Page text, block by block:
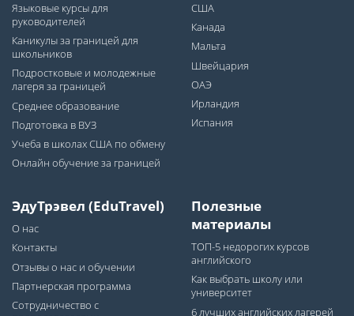
Языковые курсы для
руководителей
Каникулы за границей для
школьников
Подростковые и молодежные
лагеря за границей
Среднее образование
Подготовка в ВУЗ
Учеба в школах США по обмену
Онлайн обучение за границей
США
Канада
Мальта
Швейцария
ОАЭ
Ирландия
Испания
ЭдуТрэвел (EduTravel)
О нас
Контакты
Отзывы о нас и обучении
Партнерская программа
Сотрудничество с
Полезные
материалы
ТОП-5 недорогих курсов
английского
Как выбрать школу или
университет
6 лучших английских лагерей